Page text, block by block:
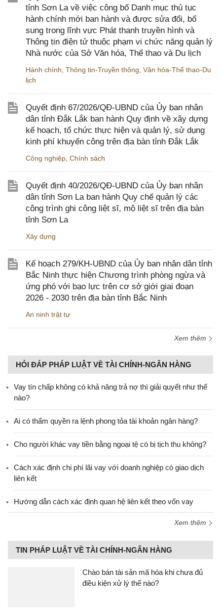
tỉnh Sơn La về việc công bố Danh mục thủ tục
hành chính mới ban hành và được sửa đổi, bổ
sung trong lĩnh vực Phát thanh truyền hình và
Thông tin điện tử thuộc phạm vi chức năng quản lý
Nhà nước của Sở Văn hóa, Thể thao và Du lịch
Hành chính Thông tin-Truyền thông Văn hóa-Thể thao-Du
lịch
Quyết định 67/2026/QĐ-UBND của Ủy ban nhân
dân tỉnh Đắk Lắk ban hành Quy định về xây dựng
kế hoạch, tổ chức thực hiện và quản lý, sử dụng
kinh phí khuyến công trên địa bàn tỉnh Đắk Lắk
Công nghiệp Chính sách
Quyết định 40/2026/QĐ-UBND của Ủy ban nhân
dân tỉnh Sơn La ban hành Quy chế quản lý các
công trình ghi công liệt sĩ, mộ liệt sĩ trên địa bàn
tỉnh Sơn La
Xây dựng
Kế hoạch 279/KH-UBND của Ủy ban nhân dân tỉnh
Bắc Ninh thực hiện Chương trình phòng ngừa và
ứng phó với bạo lực trên cơ sở giới giai đoạn
2026 - 2030 trên địa bàn tỉnh Bắc Ninh
An ninh trật tự
Xem thêm
HỎI ĐÁP PHÁP LUẬT VỀ TÀI CHÍNH-NGÂN HÀNG
Vay tín chấp không có khả năng trả nợ thì giải quyết như thế
nào?
Ai có thẩm quyền ra lệnh phong tỏa tài khoản ngân hàng?
Cho người khác vay tiền bằng ngoại tệ có bị tịch thu không?
Cách xác định chi phí lãi vay với doanh nghiệp có giao dịch
liên kết
Hướng dẫn cách xác định quan hệ liên kết theo vốn vay
Xem thêm
TIN PHÁP LUẬT VỀ TÀI CHÍNH-NGÂN HÀNG
Chào bán tài sản mã hóa khi chưa đủ
điều kiện xử lý thế nào?